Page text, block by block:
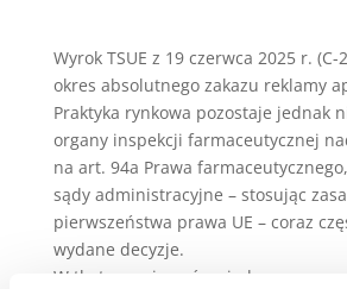
Wyrok TSUE z 19 czerwca 2025 r. (C-
okres absolutnego zakazu reklamy
Praktyka rynkowa pozostaje jednak
organy inspekcji farmaceutycznej
na art. 94a Prawa
sądy administracyjne – stosując
pierwszeństwa prawa UE – coraz
wydane decyzje.
W tle toczy się spór między